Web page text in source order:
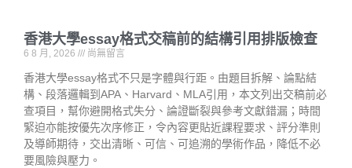
香港大學essay格式交稿前的結構引用排版檢查
6 8 月, 2026 尚無留言
香港大學essay格式不只是字體與行距。由題目拆解、論點結
構、段落邏輯到APA、Harvard、MLA引用，本文列出交稿前必
查項目，幫你避開格式失分、論證斷裂與參考文獻錯漏；時間
緊迫亦能按優先次序修正，令內容更貼近課程要求、評分準則
及導師期待，交出清晰、可信、可追溯的學術作品，降低不必
要風險與壓力。